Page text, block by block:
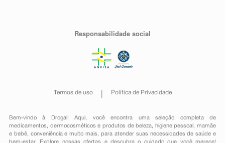
Responsabilidade social
Termos de uso Política de Privacidade
Bem-vindo à Drogal! Aqui, você encontra uma seleção completa de
medicamentos , dermocosméticos e produtos de beleza, higiene pessoal ,mamãe
e bebê, conveniênciae muito mais, para atender suas necessidades de saúde e
bem-estar. Explore nossas ofertas e descubra o cuidado que você merece!